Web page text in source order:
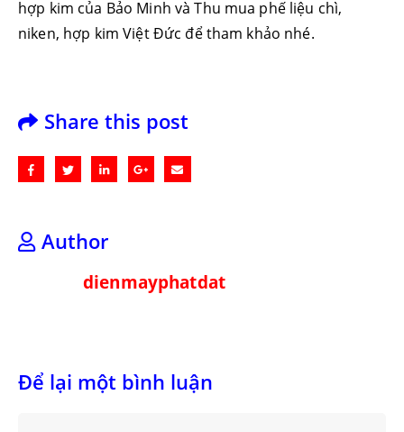
hợp kim của Bảo Minh và Thu mua phế liệu chì,
niken, hợp kim Việt Đức để tham khảo nhé.
Share this post
Author
dienmayphatdat
Để lại một bình luận